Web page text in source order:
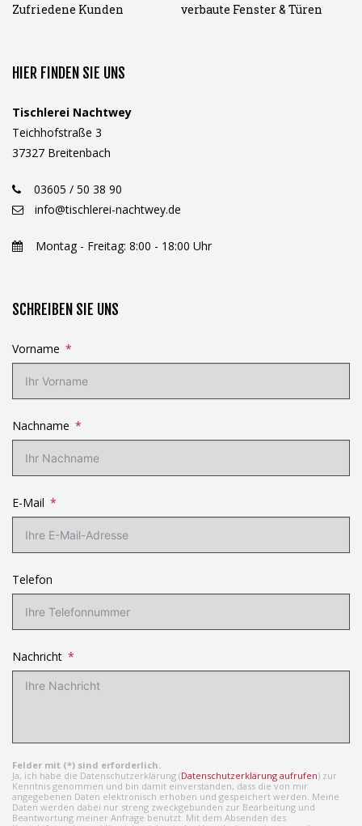
Zufriedene Kunden verbaute Fenster & Türen
HIER FINDEN SIE UNS
Tischlerei Nachtwey
Teichhofstraße 3
37327 Breitenbach
03605 / 50 38 90
info@tischlerei-nachtwey.de
Montag - Freitag: 8:00 - 18:00 Uhr
SCHREIBEN SIE UNS
Vorname
Nachname
E-Mail
Telefon
Nachricht
Felder mit (*) sind erforderlich.
Ja, ich habe die Datenschutzerklärung (Datenschutzerklärung aufrufen) zur
Kenntnis genommen und bin damit einverstanden, dass die von mir
angegebenen Daten elektronisch erhoben und gespeichert werden. Meine
Daten werden dabei nur streng zweckgebunden zur Bearbeitung und
Beantwortung meiner Anfrage benutzt. Mit dem Absenden des